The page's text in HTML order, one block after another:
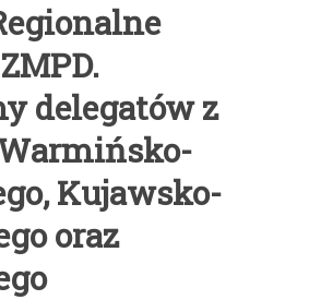
delegatów z
Kujawsko-
oraz